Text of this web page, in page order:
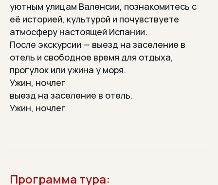
уютным улицам Валенсии, познакомитесь с
её историей, культурой и почувствуете
атмосферу настоящей Испании.
После экскурсии — выезд на заселение в
отель и свободное время для отдыха,
прогулок или ужина у моря.
Ужин, ночлег
выезд на заселение в отель.
Ужин, ночлег
Программа тура: